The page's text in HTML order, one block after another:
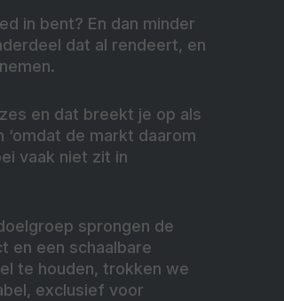
in bent? En dan minder
dat al rendeert, en
en dat breekt je op als
de markt daarom
vaak niet zit in
sprongen de
en een schaalbare
te houden, trokken we
exclusief voor